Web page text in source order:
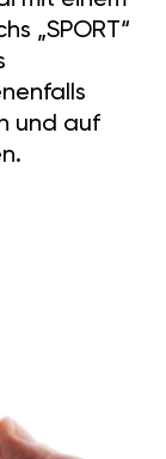
„SPORT“
und auf